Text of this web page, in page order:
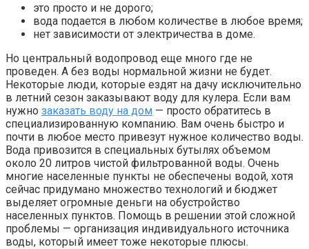
это просто и не дорого;
вода подается в любом количестве в любое время;
нет зависимости от электричества в доме.
Но центральный водопровод еще много где не
проведен. А без воды нормальной жизни не будет.
Некоторые люди, которые ездят на дачу исключительно
в летний сезон заказывают воду для кулера. Если вам
нужно заказать воду на дом — просто обратитесь в
специализированную компанию. Вам очень быстро и
почти в любое место привезут нужное количество воды.
Вода привозится в специальных бутылях объемом
около 20 литров чистой фильтрованной воды. Очень
многие населенные пункты не обеспечены водой, хотя
сейчас придумано множество технологий и бюджет
выделяет огромные деньги на обустройство
населенных пунктов. Помощь в решении этой сложной
проблемы — организация индивидуального источника
воды, который имеет тоже некоторые плюсы.